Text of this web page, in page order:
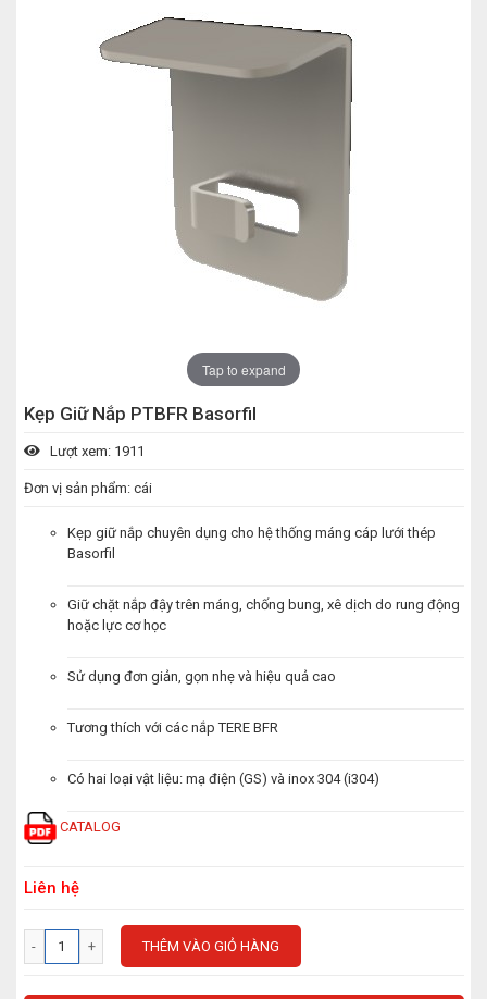
Tap to expand
Kẹp Giữ Nắp PTBFR Basorfil
Lượt xem: 1911
Đơn vị sản phẩm: cái
Kẹp giữ nắp chuyên dụng cho hệ thống máng cáp lưới thép
Basorfil
Giữ chặt nắp đậy trên máng, chống bung, xê dịch do rung động
hoặc lực cơ học
Sử dụng đơn giản, gọn nhẹ và hiệu quả cao
Tương thích với các nắp TERE BFR
Có hai loại vật liệu: mạ điện (GS) và inox 304 (i304)
CATALOG
Liên hệ
THÊM VÀO GIỎ HÀNG